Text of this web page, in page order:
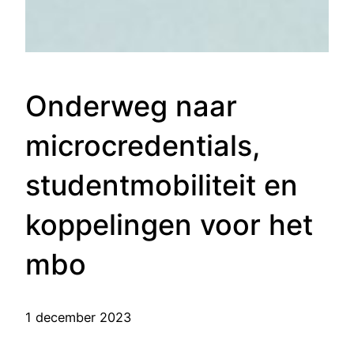
Onderweg naar
microcredentials,
studentmobiliteit en
koppelingen voor het
mbo
1 december 2023